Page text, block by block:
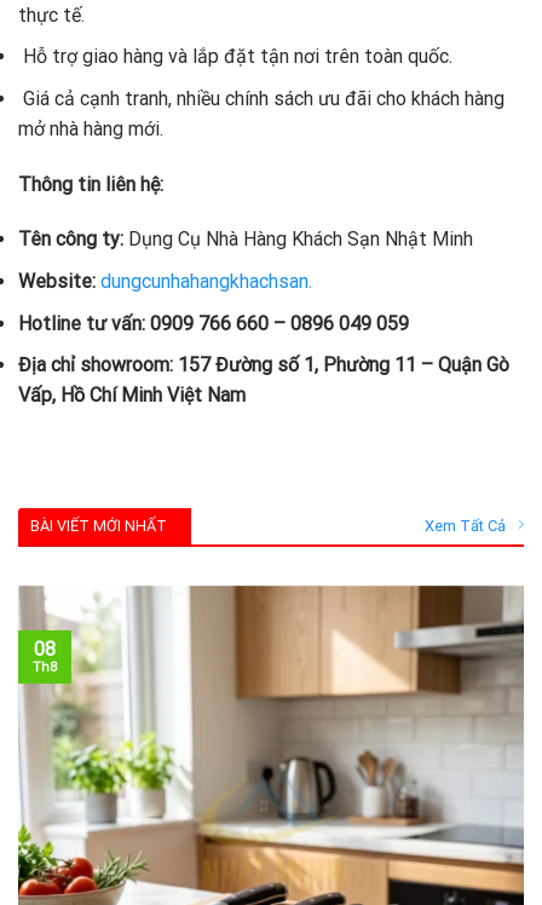
thực tế.
Hỗ trợ giao hàng và lắp đặt tận nơi trên toàn quốc.
Giá cả cạnh tranh, nhiều chính sách ưu đãi cho khách hàng
mở nhà hàng mới.
Thông tin liên hệ:
Tên công ty: Dụng Cụ Nhà Hàng Khách Sạn Nhật Minh
Website: dungcunhahangkhachsan.
Hotline tư vấn: 0909 766 660 – 0896 049 059
Địa chỉ showroom: 157 Đường số 1, Phường 11 – Quận Gò
Vấp, Hồ Chí Minh Việt Nam
BÀI VIẾT MỚI NHẤT Xem Tất Cả
08
Th8